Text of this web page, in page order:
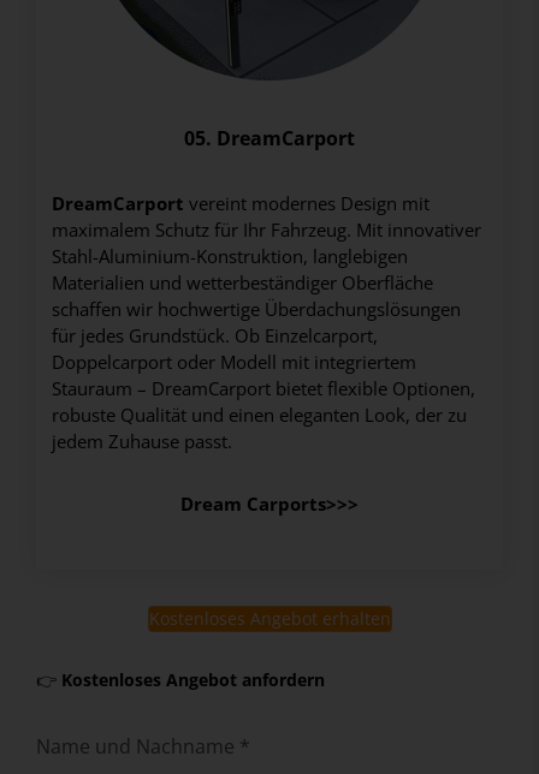
05. DreamCarport
DreamCarport vereint modernes Design mit
maximalem Schutz für Ihr Fahrzeug. Mit innovativer
Stahl-Aluminium-Konstruktion, langlebigen
Materialien und wetterbeständiger Oberfläche
schaffen wir hochwertige Überdachungslösungen
für jedes Grundstück. Ob Einzelcarport,
Doppelcarport oder Modell mit integriertem
Stauraum – DreamCarport bietet flexible Optionen,
robuste Qualität und einen eleganten Look, der zu
jedem Zuhause passt.
Dream Carports>>>
Kostenloses Angebot erhalten
👉 Kostenloses Angebot anfordern
Name und Nachname *